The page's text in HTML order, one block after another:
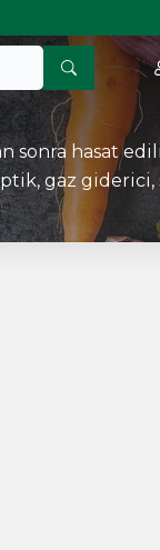
sonra hasat
gaz giderici,